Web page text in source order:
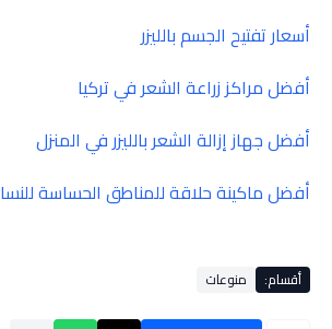
أسعار تفتيح الجسم بالليزر
أفضل مراكز زراعة الشعر في تركيا
أفضل جهاز إزالة الشعر بالليزر في المنزل
أفضل ماكينة حلاقة للمناطق الحساسة
أقسام: منوعات